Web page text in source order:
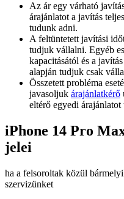
Az ár egy várható
árajánlatot a javítás
tudunk adni.
A feltüntetett javítási
tudjuk vállalni. Egyéb
kapacitásától és a
alapján tudjuk csak
Összetett probléma
javasoljuk árajánlatkérő
eltérő egyedi
iPhone 14 Pro
jelei
ha a felsoroltak közül
szervizünket